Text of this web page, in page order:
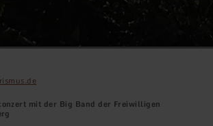
mit der Big Band der Freiwilligen